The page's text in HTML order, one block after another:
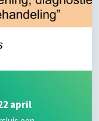
april